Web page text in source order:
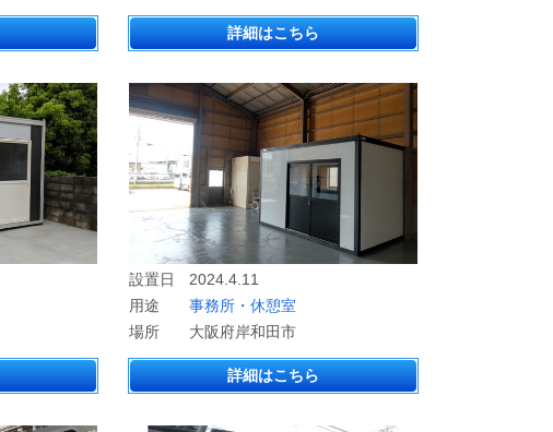
詳細はこちら
設置日
2024.4.11
用途
事務所・休憩室
場所
大阪府岸和田市
詳細はこちら